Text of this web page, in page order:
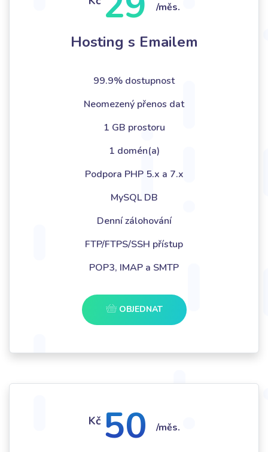
/měs.
Hosting s Emailem
99.9% dostupnost
Neomezený přenos dat
1 GB prostoru
1 domén(a)
Podpora PHP 5.x a 7.x
MySQL DB
Denní zálohování
FTP/FTPS/SSH přístup
POP3, IMAP a SMTP
OBJEDNAT
Kč 50 /měs.